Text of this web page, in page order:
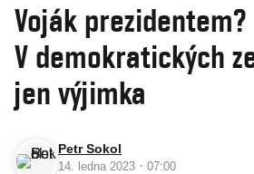
Voják prezidentem?
V demokratických
jen výjimka
Petr Sokol
14. ledna 2023 · 07:00